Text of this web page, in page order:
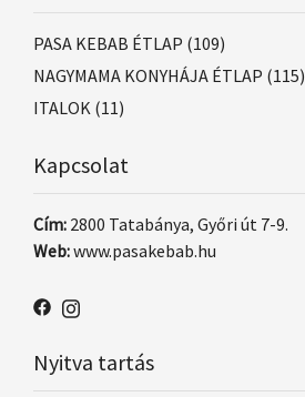
PASA KEBAB ÉTLAP (109)
NAGYMAMA KONYHÁJA ÉTLAP (115)
ITALOK (11)
Kapcsolat
Cím: 2800 Tatabánya, Győri út 7-9.
Web:www.pasakebab.hu
Nyitva tartás